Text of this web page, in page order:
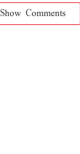
Show Comments